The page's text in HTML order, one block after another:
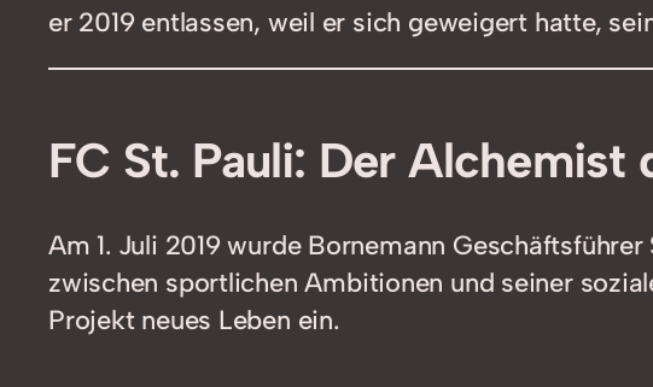
er 2019 entlassen, weil er sich geweigert hatte,
FC St. Pauli: Der Alchemist
Am 1. Juli 2019 wurde Bornemann
zwischen sportlichen Ambitionen und seiner
Projekt neues Leben ein.